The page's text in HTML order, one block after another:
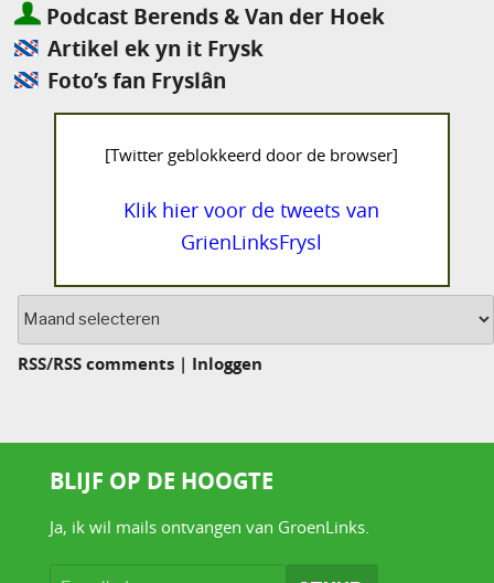
Podcast Berends & Van der Hoek
Artikel ek yn it Frysk
Foto’s fan Fryslân
[Twitter geblokkeerd door de browser]
Klik hier voor de tweets van
GrienLinksFrysl
RSS/RSS comments | Inloggen
BLIJF OP DE HOOGTE
Ja, ik wil mails ontvangen van GroenLinks.